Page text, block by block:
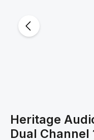
Heritage
Dual Channel